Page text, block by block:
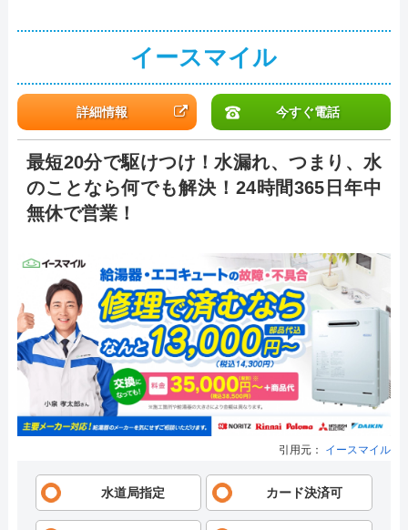
イースマイル
詳細情報 今すぐ電話
最短20分で駆けつけ！水漏れ、つまり、水
のことなら何でも解決！24時間365日年中
無休で営業！
引用元： イースマイル
水道局指定 カード決済可